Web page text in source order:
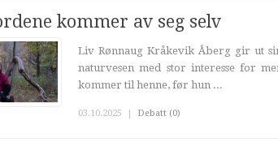
kommer av seg selv
Liv Rønnaug Kråkevik Åberg gir ut
naturvesen med stor interesse for
kommer til henne, før hun ...
03.10.2025 | Debatt (0)